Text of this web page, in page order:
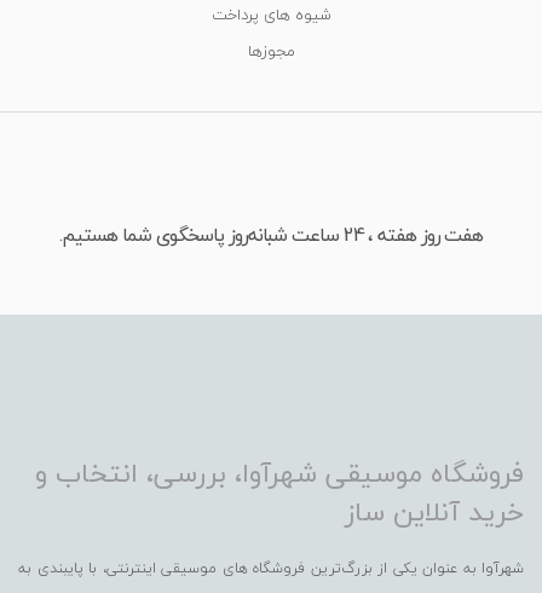
شیوه های پرداخت
مجوزها
هفت روز هفته ، 24 ساعت شبانه‌روز پاسخگوی شما هستیم.
فروشگاه موسیقی شهرآوا، بررسی، انتخاب و
خرید آنلاین ساز
شهرآوا به عنوان یکی از بزرگ‌ترین فروشگاه های موسیقی اینترنتی، با پایبندی به